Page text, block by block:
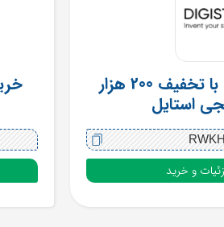
استایل مردانه بزن با تخفیف 200 هزار
استایل
و خرید